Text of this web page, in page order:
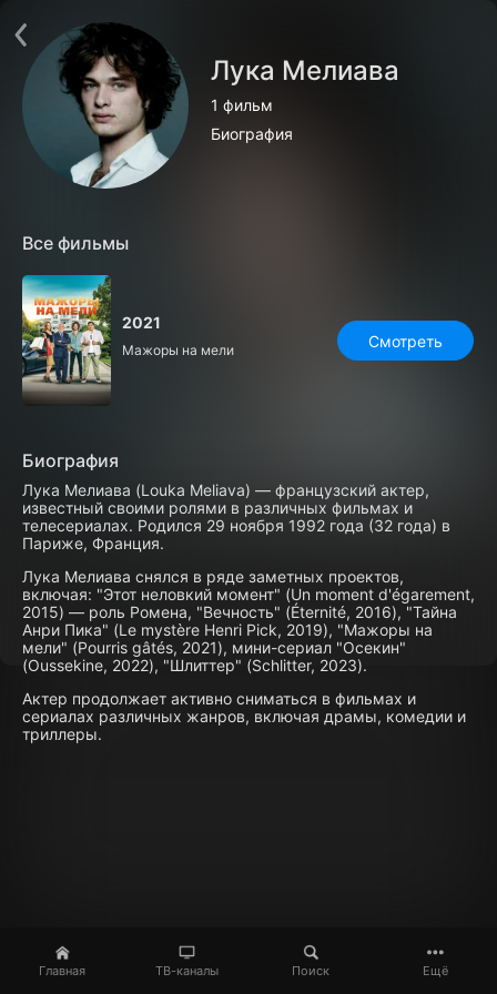
Главная ТВ-каналы Поиск Ещё
Лука Мелиава
1 фильм
Биография
Все фильмы
2021
Мажоры на мели Смотреть
Биография
Лука Мелиава (Louka Meliava) — французский актер,
известный своими ролями в различных фильмах и
телесериалах. Родился 29 ноября 1992 года (32 года) в
Париже, Франция.
Лука Мелиава снялся в ряде заметных проектов,
включая: "Этот неловкий момент" (Un moment d'égarement,
2015) — роль Ромена, "Вечность" (Éternité, 2016), "Тайна
Анри Пика" (Le mystère Henri Pick, 2019), "Мажоры на
мели" (Pourris gâtés, 2021), мини-сериал "Осекин"
(Oussekine, 2022), "Шлиттер" (Schlitter, 2023).
Актер продолжает активно сниматься в фильмах и
сериалах различных жанров, включая драмы, комедии и
триллеры.
О сервисе
Пользовательское соглашение
Политика конфиденциальности
Открыть приложение
Установить на ТВ
Бесплатные каналы